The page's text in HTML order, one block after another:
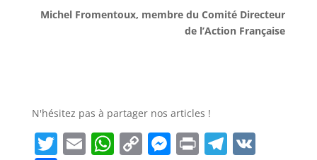
Michel Fromentoux, membre du Comité Directeur
de l’Action Française
N'hésitez pas à partager nos articles !
T E W C M P T V